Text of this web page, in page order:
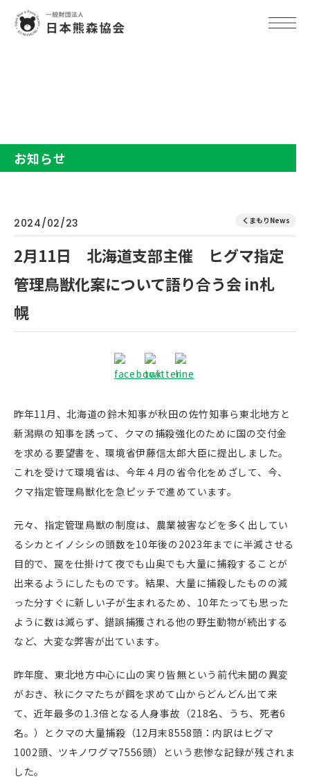
お知らせ
2024/02/23 くまもりNews
2月11日 北海道支部主催 ヒグマ指定
管理鳥獣化案について語り合う会 in札
幌
昨年11月、北海道の鈴木知事が秋田の佐竹知事ら東北地方と
新潟県の知事を誘って、クマの捕殺強化のために国の交付金
を求める要望書を、環境省伊藤信太郎大臣に提出しました。
これを受けて環境省は、今年４月の省令化をめざして、今、
クマ指定管理鳥獣化を急ピッチで進めています。
元々、指定管理鳥獣の制度は、農業被害などを多く出してい
るシカとイノシシの頭数を10年後の2023年までに半減させる
目的で、罠を仕掛けて夜でも山奥でも大量に捕殺することが
出来るようにしたものです。結果、大量に捕殺したものの減
った分すぐに新しい子が生まれるため、10年たっても思った
ように数は減らず、錯誤捕獲される他の野生動物が続出する
など、大変な弊害が出ています。
昨年度、東北地方中心に山の実り皆無という前代未聞の異変
がおき、秋にクマたちが餌を求めて山からどんどん出て来
て、近年最多の1.3倍となる人身事故（218名、うち、死者6
名。）とクマの大量捕殺（12月末8558頭：内訳はヒグマ
1002頭、ツキノワグマ7556頭）という悲惨な記録が残されま
した。